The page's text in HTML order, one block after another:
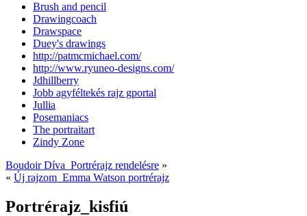
Brush and pencil
Drawingcoach
Drawspace
Duey's drawings
http://patmcmichael.com/
http://www.ryuneo-designs.com/
Jdhillberry
Jobb agyféltekés rajz gportal
Jullia
Posemaniacs
The portraitart
Zindy Zone
Boudoir Díva_Portrérajz rendelésre »
« Új rajzom_Emma Watson portrérajz
Portrérajz_kisfiú